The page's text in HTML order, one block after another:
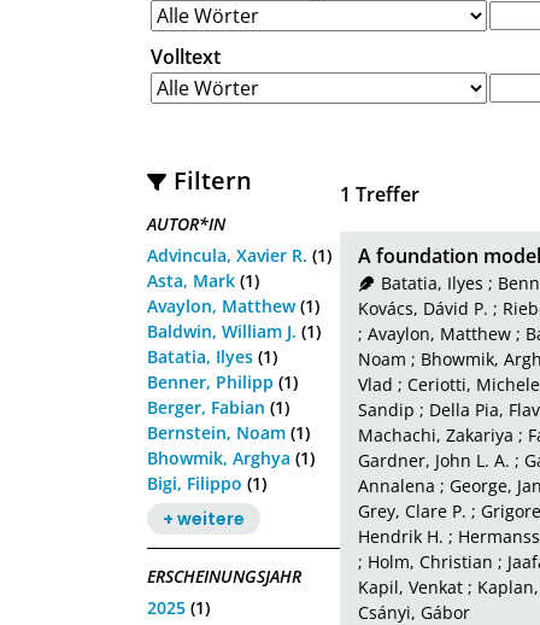
Volltext
Filtern
AUTOR*IN
Advincula, Xavier R. (1)
Asta, Mark (1)
Avaylon, Matthew(1)
Baldwin, William J. (1)
Batatia, Ilyes (1)
Benner, Philipp (1)
Berger, Fabian (1)
Bernstein, Noam (1)
Bhowmik, Arghya (1)
Bigi, Filippo (1)
+ weitere
ERSCHEINUNGSJAHR
2025 (1)
1 Treffer
A foundation
Batatia, Ilyes ;
Kovács, Dávid P. ;
; Avaylon, Matthew ;
Noam ; Bhowmik,
Vlad ; Ceriotti, Michele
Sandip ; Della Pia,
Machachi, Zakariya ;
Gardner, John L. A. ;
Annalena ; George,
Grey, Clare P. ;
Hendrik H. ;
; Holm, Christian ;
Kapil, Venkat ;
Csányi, Gábor